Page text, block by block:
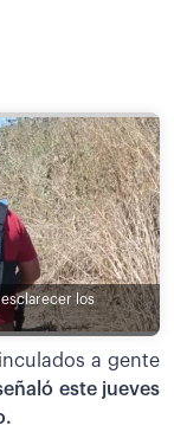
esclarecer los
a gente
este jueves